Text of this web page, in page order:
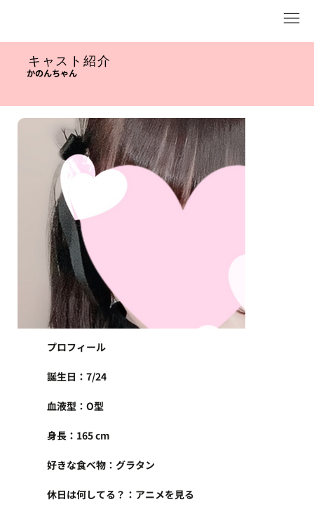
キャスト紹介
かのんちゃん
プロフィール
誕生日：7/24
血液型：O型
身長：165 cm
好きな食べ物：グラタン
休日は何してる？：アニメを見る